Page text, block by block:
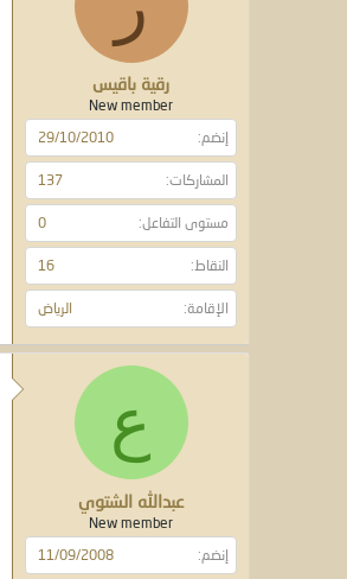
رقية باقيس
New member
إنضم
29/10/2010
المشاركات 137
مستوى التفاعل 0
النقاط 16
الإقامة الرياض
ع
عبدالله الشتوي
New member
إنضم
11/09/2008